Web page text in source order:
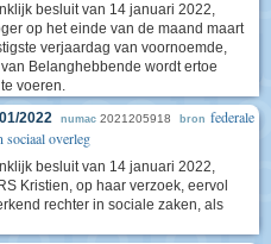
besluit van 14 januari 2022,
op het einde van de maand maart
verjaardag van voornoemde,
Belanghebbende wordt ertoe
voeren.
2022 numac 2021205918 bron federale
sociaal overleg
besluit van 14 januari 2022,
Kristien, op haar verzoek, eervol
rechter in sociale zaken, als